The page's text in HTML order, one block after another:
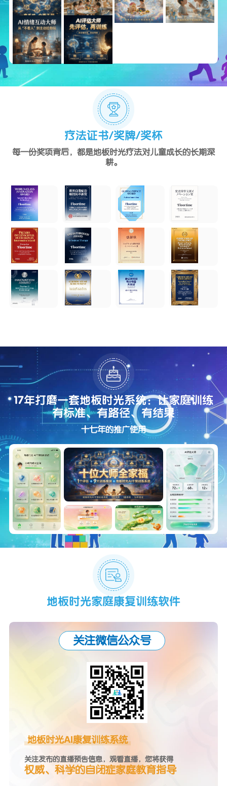
疗法证书/奖牌/奖杯
每一份奖项背后，都是地板时光疗法对儿童成长的长期深
耕。
17年打磨一套地板时光系统：让家庭训练
有标准、有路径、有结果
十七年的推广使用
地板时光家庭康复训练软件
关注微信公众号
地板时光AI康复训练系统
关注发布的直播预告信息，观看直播，您将获得
权威、科学的自闭症家庭教育指导